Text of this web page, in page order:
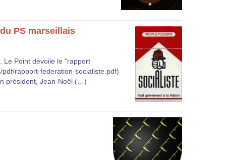
PS marseillais
Le Point dévoile le "rapport
rapport-federation-socialiste.pdf)
président, Jean-Noël (…)